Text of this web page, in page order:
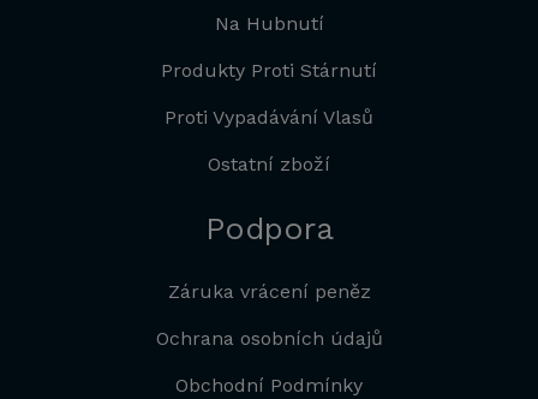
Na Hubnutí
Produkty Proti Stárnutí
Proti Vypadávání Vlasů
Ostatní zboží
Podpora
Záruka vrácení peněz
Ochrana osobních údajů
Obchodní Podmínky